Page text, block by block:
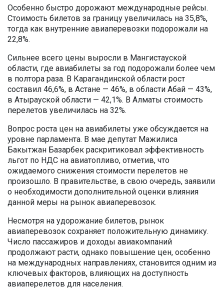
Особенно быстро дорожают международные рейсы.
Стоимость билетов за границу увеличилась на 35,8%,
тогда как внутренние авиаперевозки подорожали на
22,8%.
Сильнее всего цены выросли в Мангистауской
области, где авиабилеты за год подорожали более чем
в полтора раза. В Карагандинской области рост
составил 46,6%, в Астане — 46%, в области Абай — 43%,
в Атырауской области — 42,1%. В Алматы стоимость
перелетов увеличилась на 32%.
Вопрос роста цен на авиабилеты уже обсуждается на
уровне парламента. В мае депутат Мажилиса
Бакытжан Базарбек раскритиковал эффективность
льгот по НДС на авиатопливо, отметив, что
ожидаемого снижения стоимости перелетов не
произошло. В правительстве, в свою очередь, заявили
о необходимости дополнительной оценки влияния
данной меры на рынок авиаперевозок.
Несмотря на удорожание билетов, рынок
авиаперевозок сохраняет положительную динамику.
Число пассажиров и доходы авиакомпаний
продолжают расти, однако повышение цен, особенно
на международных направлениях, становится одним из
ключевых факторов, влияющих на доступность
авиаперелетов для населения.